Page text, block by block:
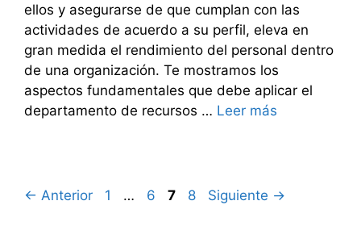
ellos y asegurarse de que cumplan con las
actividades de acuerdo a su perfil, eleva en
gran medida el rendimiento del personal dentro
de una organización. Te mostramos los
aspectos fundamentales que debe aplicar el
departamento de recursos … Leer más
← Anterior Página
1 … Página
6 Página
7 Página
8 Siguiente →